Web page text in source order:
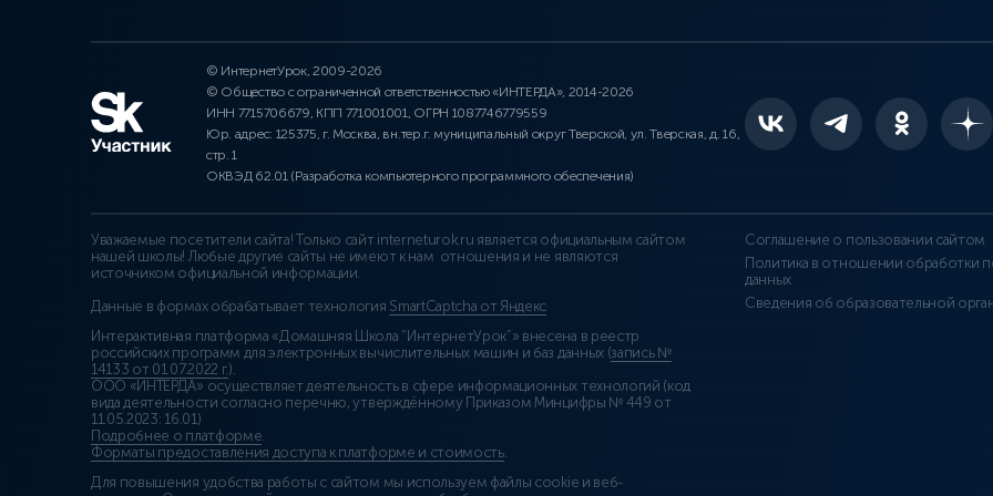
© ИнтернетУрок, 2009-2026
© Общество с ограниченной ответственностью «ИНТЕРДА», 2014-2026
ИНН 7715706679, КПП 771001001, ОГРН 1087746779559
Юр. адрес: 125375, г. Москва, вн.тер.г. муниципальный округ Тверской, ул. Тверская, д. 16,
стр. 1
ОКВЭД 62.01 (Разработка компьютерного программного обеспечения)
Уважаемые посетители сайта! Только сайт interneturok.ru является официальным сайтом
нашей школы! Любые другие сайты не имеют к нам отношения и не являются
источником официальной информации.
Данные в формах обрабатывает технология SmartCaptcha от Яндекс
Интерактивная платформа «Домашняя Школа “ИнтернетУрок”» внесена в реестр
российских программ для электронных вычислительных машин и баз данных (запись №
14133 от 01.07.2022 г.).
ООО «ИНТЕРДА» осуществляет деятельность в сфере информационных технологий (код
вида деятельности согласно перечню, утверждённому Приказом Минцифры № 449 от
11.05.2023: 16.01)
Подробнее о платформе.
Форматы предоставления доступа к платформе и стоимость.
Для повышения удобства работы с сайтом мы используем файлы cookie и веб-
Соглашение о пользовании сайтом
Политика в отношении обработки
данных
Сведения об образовательной